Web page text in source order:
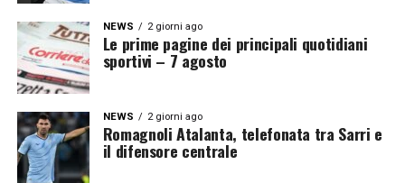
NEWS 2 giorni ago
Le prime pagine dei principali quotidiani
sportivi – 7 agosto
NEWS 2 giorni ago
Romagnoli Atalanta, telefonata tra Sarri e
il difensore centrale